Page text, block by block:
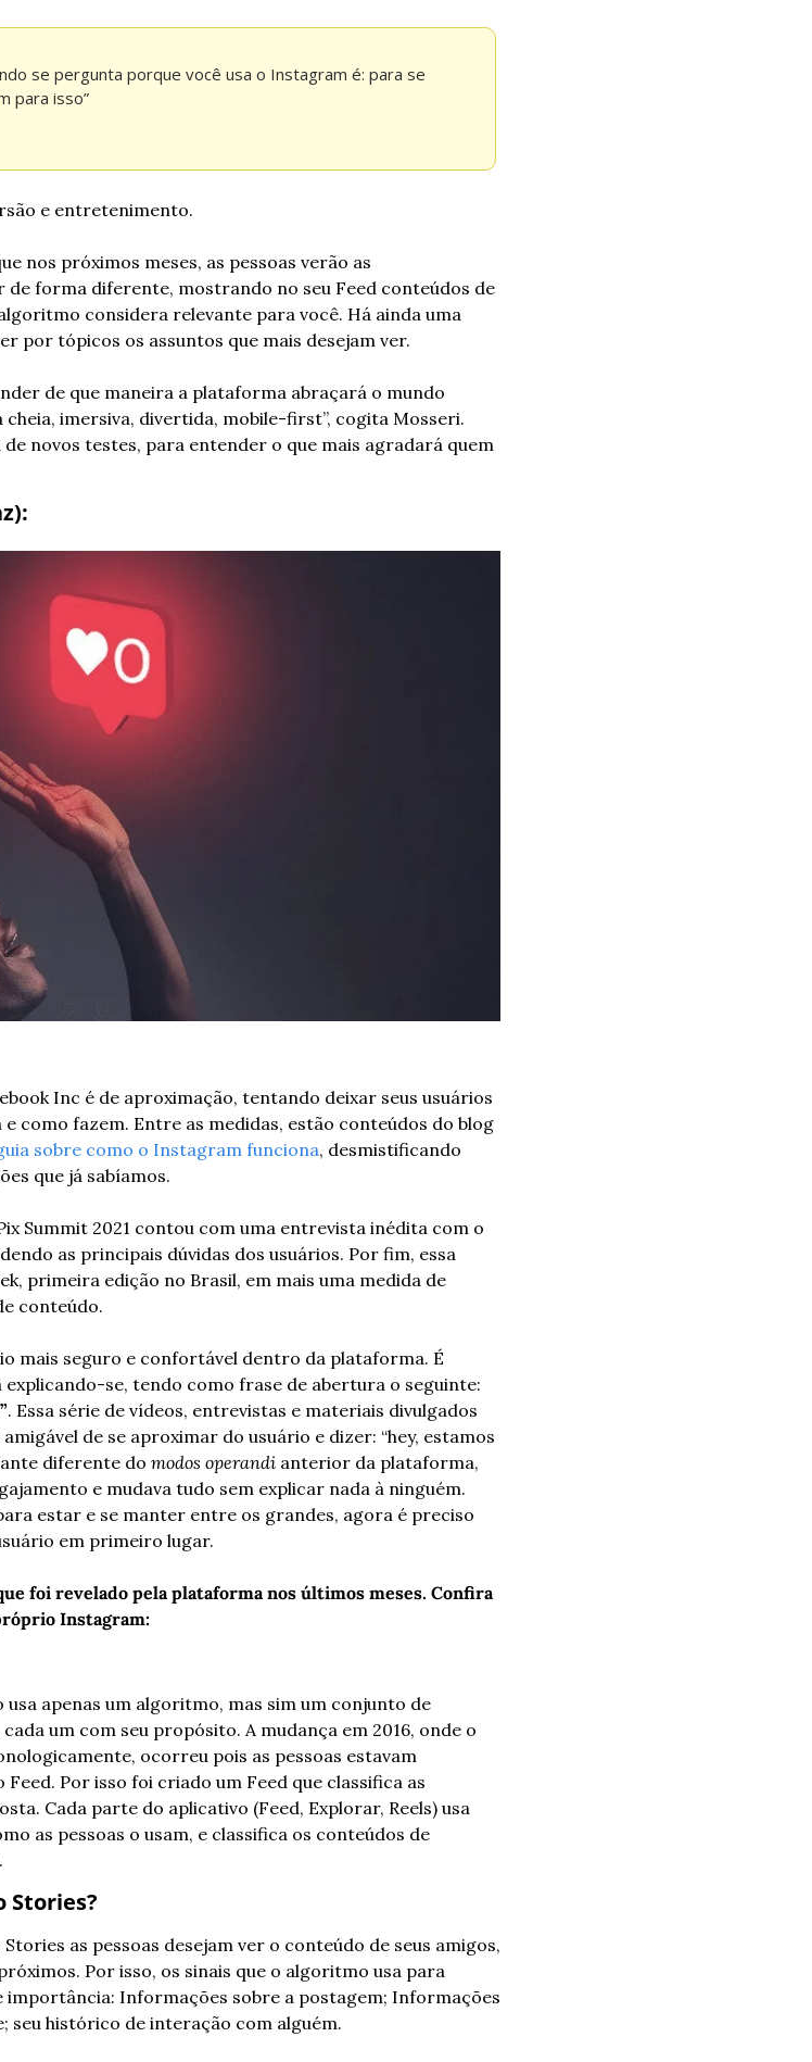
se pergunta porque você usa o Instagram é: para se
para isso”
e entretenimento.
nos próximos meses, as pessoas verão as
forma diferente, mostrando no seu Feed conteúdos de
considera relevante para você. Há ainda uma
por tópicos os assuntos que mais desejam ver.
de que maneira a plataforma abraçará o mundo
cheia, imersiva, divertida, mobile-first”, cogita Mosseri.
novos testes, para entender o que mais agradará quem
Inc é de aproximação, tentando deixar seus usuários
como fazem. Entre as medidas, estão conteúdos do blog
sobre como o Instagram funciona, desmistificando
que já sabíamos.
Summit 2021 contou com uma entrevista inédita com o
as principais dúvidas dos usuários. Por fim, essa
primeira edição no Brasil, em mais uma medida de
conteúdo.
mais seguro e confortável dentro da plataforma. É
. Essa série de vídeos, entrevistas e materiais divulgados
de se aproximar do usuário e dizer: “hey, estamos
diferente do modos operandi anterior da plataforma,
e mudava tudo sem explicar nada à ninguém.
estar e se manter entre os grandes, agora é preciso
em primeiro lugar.
foi revelado pela plataforma nos últimos meses. Confira
Instagram:
apenas um algoritmo, mas sim um conjunto de
um com seu propósito. A mudança em 2016, onde o
ocorreu pois as pessoas estavam
Por isso foi criado um Feed que classifica as
Cada parte do aplicativo (Feed, Explorar, Reels) usa
as pessoas o usam, e classifica os conteúdos de
Stories?
as pessoas desejam ver o conteúdo de seus amigos,
Por isso, os sinais que o algoritmo usa para
importância: Informações sobre a postagem; Informações
seu histórico de interação com alguém.